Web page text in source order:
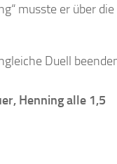
musste er über
Duell
Henning alle 1,5